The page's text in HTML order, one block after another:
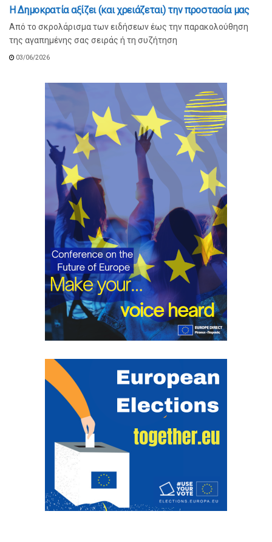
Η Δημοκρατία αξίζει (και χρειάζεται) την προστασία μας
Από το σκρολάρισμα των ειδήσεων έως την παρακολούθηση
της αγαπημένης σας σειράς ή τη συζήτηση
03/06/2026